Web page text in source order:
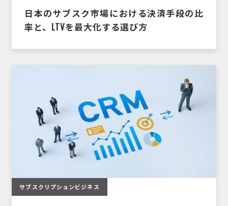
日本のサブスク市場における決済手段の比
率と、LTVを最大化する選び方
サブスクリプションビジネス